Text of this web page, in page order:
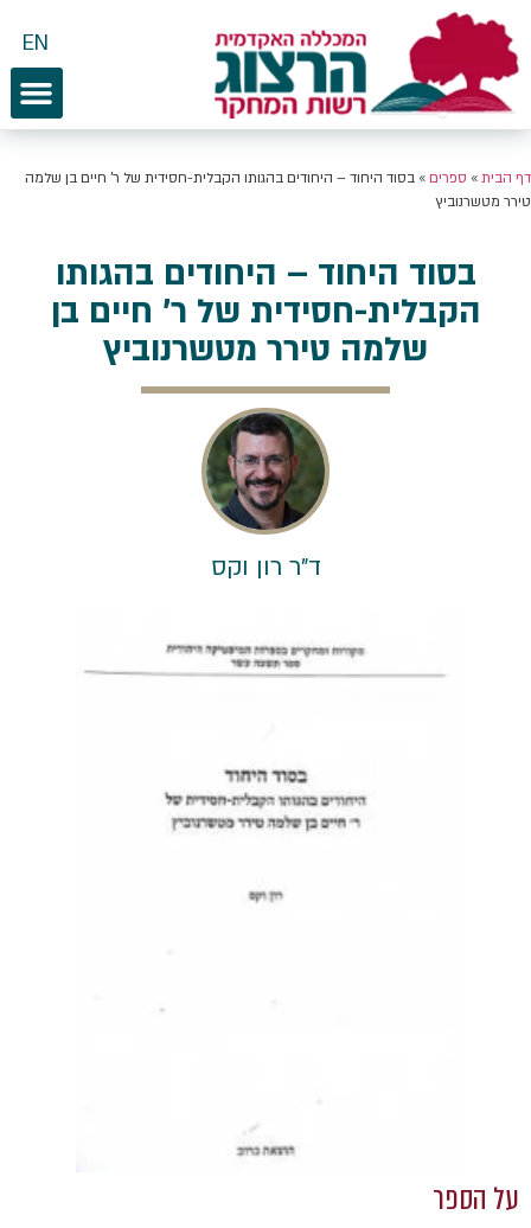
EN
דף הבית» ספרים» בסוד היחוד – היחודים בהגותו הקבלית-חסידית של ר' חיים בן שלמה
טירר מטשרנוביץ
בסוד היחוד – היחודים בהגותו
הקבלית-חסידית של ר' חיים בן
שלמה טירר מטשרנוביץ
ד"ר רון וקס
על הספר